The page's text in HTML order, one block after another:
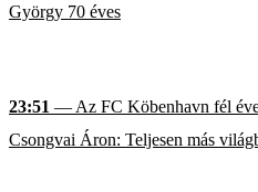
György 70 éves
23:51 — Az FC Köbenhavn fél
Csongvai Áron: Teljesen más